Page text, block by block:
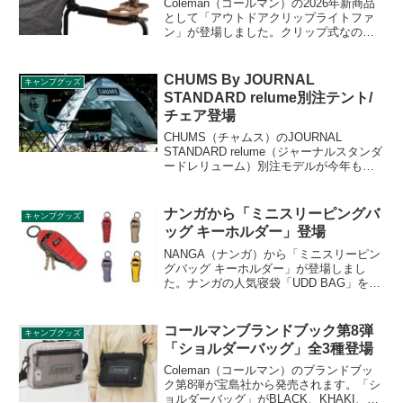
Coleman（コールマン）の2026年新商品
として「アウトドアクリップライトファ
ン」が登場しました。クリップ式なので
ーンで活躍するライトファンです。詳細
をレビューします。
キャンプグッズ
CHUMS By JOURNAL
STANDARD relume別注テント/
チェア登場
CHUMS（チャムス）のJOURNAL
STANDARD relume（ジャーナルスタンダ
ードレリューム）別注モデルが今年も登
ライトベージュカラーで予約販売が開始
されています。詳細をレビューします。
キャンプグッズ
ナンガから「ミニスリーピングバ
ッグ キーホルダー」登場
NANGA（ナンガ）から「ミニスリーピン
グバッグ キーホルダー」が登場しまし
た。ナンガの人気寝袋「UDD BAG」をミ
の開閉デザインやシルエット、配色まで
本物さながらに仕上げられています。詳
細をレビューします。
キャンプグッズ
コールマンブランドブック第8弾
「ショルダーバッグ」全3種登場
Coleman（コールマン）のブランドブッ
ク第8弾が宝島社から発売されます。「シ
ョルダーバッグ」がBLACK、KHAKI、